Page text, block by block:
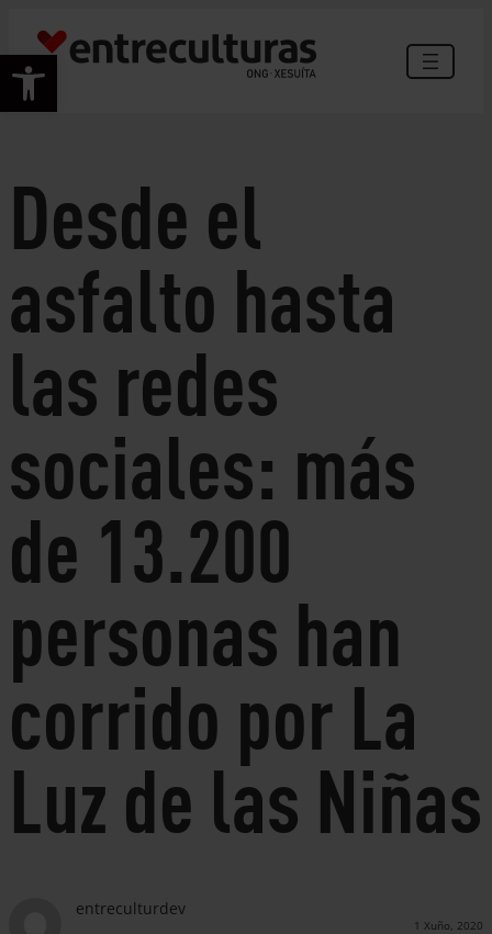
Abrir barra de ferramentas
contido
Desde el
asfalto hasta
las redes
sociales: más
de 13.200
personas han
corrido por La
Luz de las Niñas
entreculturdev
1 Xuño, 2020